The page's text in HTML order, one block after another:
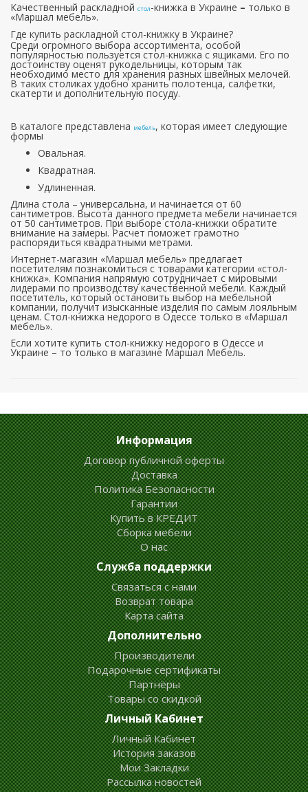
Качественный раскладной стол-книжка в Украине – только в
«Маршал мебель».
Где купить раскладной стол-книжку в Украине?
Среди огромного выбора ассортимента, особой
популярностью пользуется стол-книжка с ящиками. Его по
достоинству оценят рукодельницы, которым так
необходимо место для хранения разных швейных мелочей.
В таких столиках удобно хранить полотенца, салфетки,
скатерти и дополнительную посуду.
В каталоге представлена мебель, которая имеет следующие
формы
Овальная.
Квадратная.
Удлиненная.
Длина стола – универсальна, и начинается от 60
сантиметров. Высота данного предмета мебели начинается
от 50 сантиметров. При выборе стола-книжки обратите
внимание на замеры. Расчет поможет грамотно
распорядиться квадратными метрами.
Интернет-магазин «Маршал мебель» предлагает
посетителям познакомиться с товарами категории «стол-
книжка». Компания напрямую сотрудничает с мировыми
лидерами по производству качественной мебели. Каждый
посетитель, который остановить выбор на мебельной
компании, получит изысканные изделия по самым лояльным
ценам. Стол-книжка недорого в Одессе только в «Маршал
мебель».
Если хотите купить стол-книжку недорого в Одессе и
Украине – то только в магазине Маршал Мебель.
Информация
Договор публичной оферты
Доставка
Политика Безопасности
Гарантии
Купить в КРЕДИТ
Сборка мебели
О нас
Служба поддержки
Связаться с нами
Возврат товара
Карта сайта
Дополнительно
Производители
Подарочные сертификаты
Партнёры
Товары со скидкой
Личный Кабинет
Личный Кабинет
История заказов
Мои Закладки
Рассылка новостей